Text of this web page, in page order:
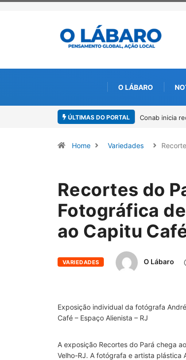
O LÁBARO
ÚLTIMAS DO PORTAL
de documentos para solicitação do benefício do PSA
Home Variedades
Recortes do
Fotográfica
ao Capitu
VARIEDADES O Lábaro
Exposição individual da fotógrafa
Café – Espaço Alienista – RJ
A exposição Recortes do Pará chega
Velho-RJ. A fotógrafa e artista plástica